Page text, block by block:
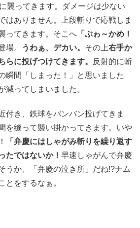
襲ってきます。ダメージは少ない
はありません。上段斬りで応戦しま
ってきます。そこへ 「ぶゎ～かめ！
場。 うわぁ、デカい。 その上右手か
らに投げつけてきます。
反射的に斬
瞬間「しまった！」と思いました
減ってしまいました。
き、鉄球をバンバン投げてきま
を縫って襲い掛かってきます。いや
「弁慶にはしゃがみ斬りを繰り返す
たではないか！ 早速しゃがんで弁慶
うか、「弁慶の泣き所」だね!?ナム
とをするなぁ。